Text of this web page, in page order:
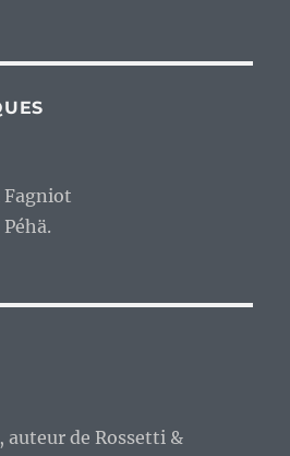
Fagniot
auteur de Rossetti &